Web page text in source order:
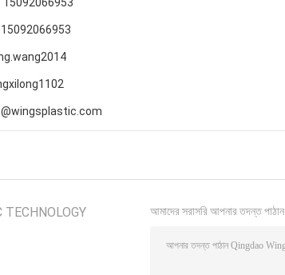
15092066953
আমাদের সরাসরি আপনার তদন্ত পাঠান